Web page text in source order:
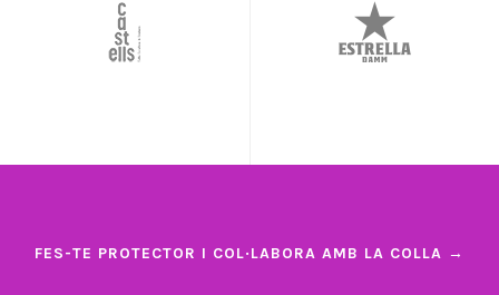
FES-TE PROTECTOR I COL·LABORA AMB LA COLLA →